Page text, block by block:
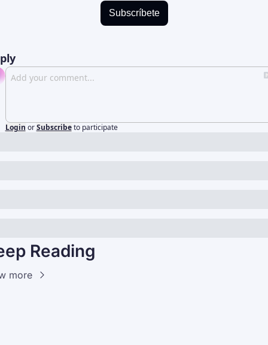
Subscríbete
Login or Subscribe to participate
Reading
more